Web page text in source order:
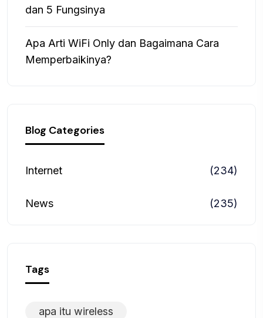
dan 5 Fungsinya
Apa Arti WiFi Only dan Bagaimana Cara
Memperbaikinya?
Blog Categories
Internet (234)
News (235)
Tags
apa itu wireless